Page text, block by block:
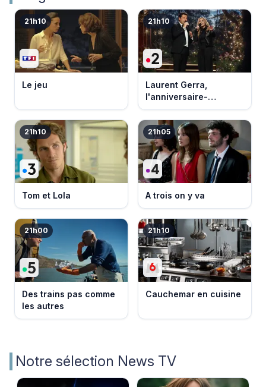
21h10
Le jeu
21h10
Laurent Gerra,
l'anniversaire-
événement
21h10
Tom et Lola
21h05
A trois on y va
21h00
Des trains pas comme
les autres
21h10
Cauchemar en cuisine
Notre sélection News TV